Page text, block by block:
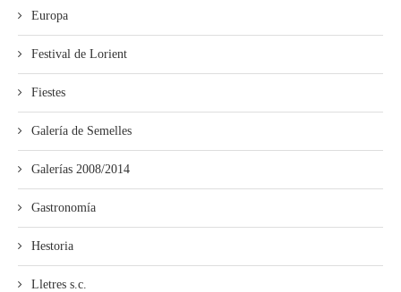
Europa
Festival de Lorient
Fiestes
Galería de Semelles
Galerías 2008/2014
Gastronomía
Hestoria
Lletres s.c.